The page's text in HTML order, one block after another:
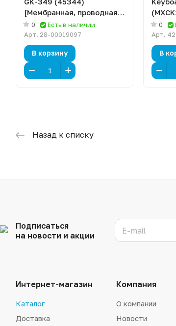
[Мембранная, проводная,
клавиш - 68, подсветка,
черная]
0
Есть в наличии
Арт. 28-00019097
В корзину
белая]
0
Арт.
В
Назад к списку
Подписаться
на новости и акции
Интернет-магазин
Каталог
Доставка
Компания
О компании
Новости